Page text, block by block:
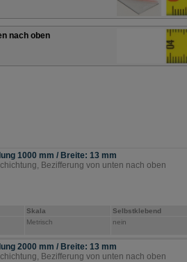
nach oben
1000 mm / Breite: 13 mm
Bezifferung von unten nach oben
Skala Selbstklebend
Metrisch nein
2000 mm / Breite: 13 mm
Bezifferung von unten nach oben